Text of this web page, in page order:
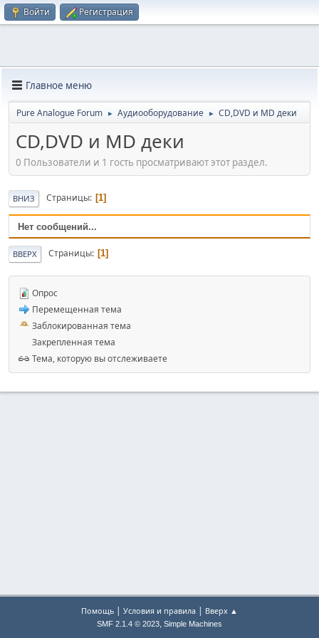
Войти Регистрация
Главное меню
Pure Analogue Forum ► Аудиооборудование ► CD,DVD и MD деки
CD,DVD и MD деки
0 Пользователи и 1 гость просматривают этот раздел.
ВНИЗ Страницы 1
Нет сообщений...
ВВЕРХ Страницы 1
Опрос
Перемещенная тема
Заблокированная тема
Закрепленная тема
Тема, которую вы отслеживаете
Помощь | Условия и правила | Вверх ▲
SMF 2.1.4 © 2023, Simple Machines